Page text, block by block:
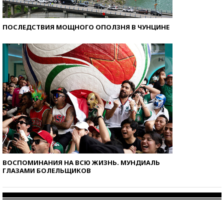
ПОСЛЕДСТВИЯ МОЩНОГО ОПОЛЗНЯ В ЧУНЦИНЕ
ВОСПОМИНАНИЯ НА ВСЮ ЖИЗНЬ. МУНДИАЛЬ
ГЛАЗАМИ БОЛЕЛЬЩИКОВ